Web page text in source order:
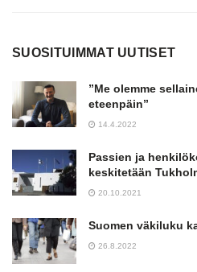
SUOSITUIMMAT UUTISET
”Me olemme
eteenpäin”
14.4.2022
Passien ja
keskitetään
20.10.2021
Suomen väkiluku
26.8.2022